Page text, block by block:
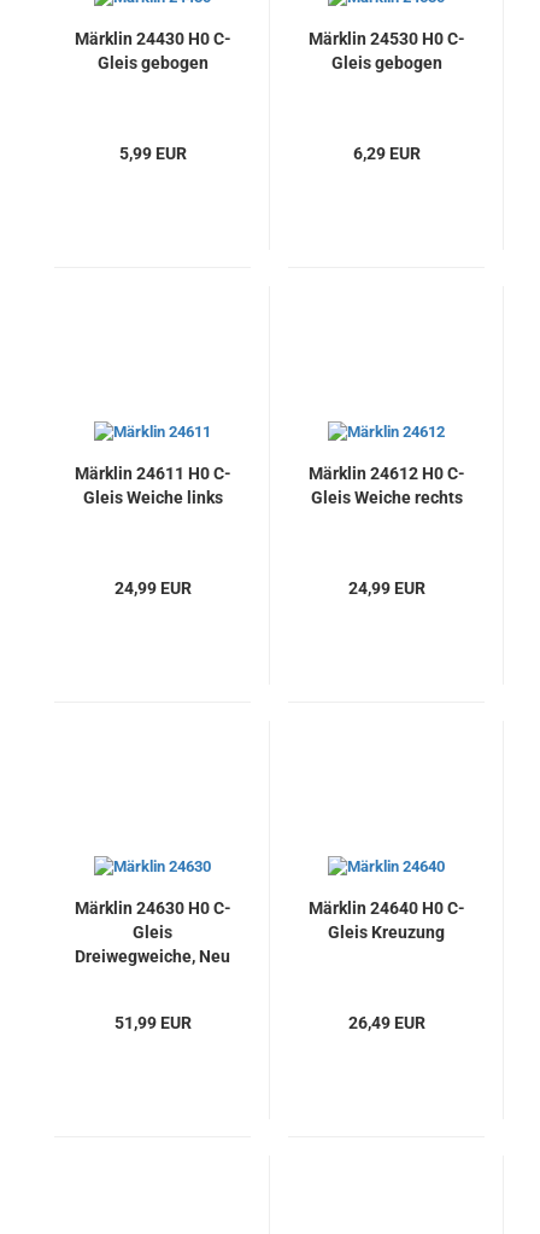
Märklin 24430 H0 C-
Gleis gebogen
5,99 EUR
Märklin 24530 H0 C-
Gleis gebogen
6,29 EUR
Märklin 24611 H0 C-
Gleis Weiche links
24,99 EUR
Märklin 24612 H0 C-
Gleis Weiche rechts
24,99 EUR
Märklin 24630 H0 C-
Gleis
Dreiwegweiche, Neu
51,99 EUR
Märklin 24640 H0 C-
Gleis Kreuzung
26,49 EUR